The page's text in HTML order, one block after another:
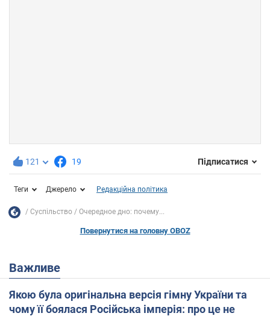
121 19 Підписатися
Теги Джерело Редакційна політика
Суспільство Очередное дно: почему...
Повернутися на головну OBOZ
Важливе
Якою була оригінальна версія гімну України та
чому її боялася Російська імперія: про це не